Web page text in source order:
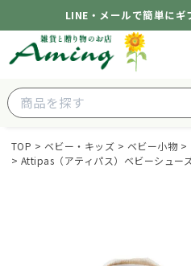
LINE・メールで簡単にギ
TOP ベビー・キッズ ベビー小物
Attipas（アティパス）ベビーシュー